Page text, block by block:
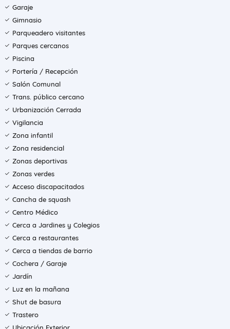
Garaje
Gimnasio
Parqueadero visitantes
Parques cercanos
Piscina
Portería / Recepción
Salón Comunal
Trans. público cercano
Urbanización Cerrada
Vigilancia
Zona infantil
Zona residencial
Zonas deportivas
Zonas verdes
Acceso discapacitados
Cancha de squash
Centro Médico
Cerca a Jardines y Colegios
Cerca a restaurantes
Cerca a tiendas de barrio
Cochera / Garaje
Jardín
Luz en la mañana
Shut de basura
Trastero